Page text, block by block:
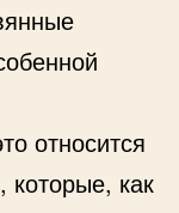
относится
как